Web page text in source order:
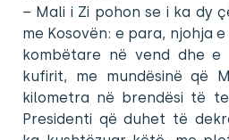
– Mali i Zi pohon se i ka dy
me Kosovën: e para, njohja
kombëtare në vend dhe e
kufirit, me mundësinë që
kilometra në brendësi të
Presidenti që duhet të